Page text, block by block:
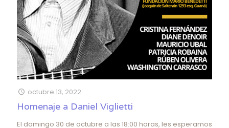
octubre 13, 2022
Homenaje a Daniel Viglietti
El domingo 30 de octubre a las 18:00 horas, les esperamos